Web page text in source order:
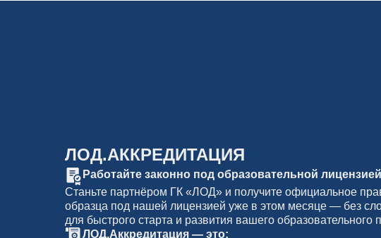
ЛОД.АККРЕДИТАЦИЯ
Работайте законно под образовательной
Станьте партнёром ГК «ЛОД» и получите официальное
образца под нашей лицензией уже в этом месяце — без
для быстрого старта и развития вашего образовательного
ЛОД.Аккредитация — это: